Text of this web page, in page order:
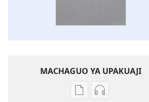
MACHAGUO YA UPAKUAJI
MbinuMbinu